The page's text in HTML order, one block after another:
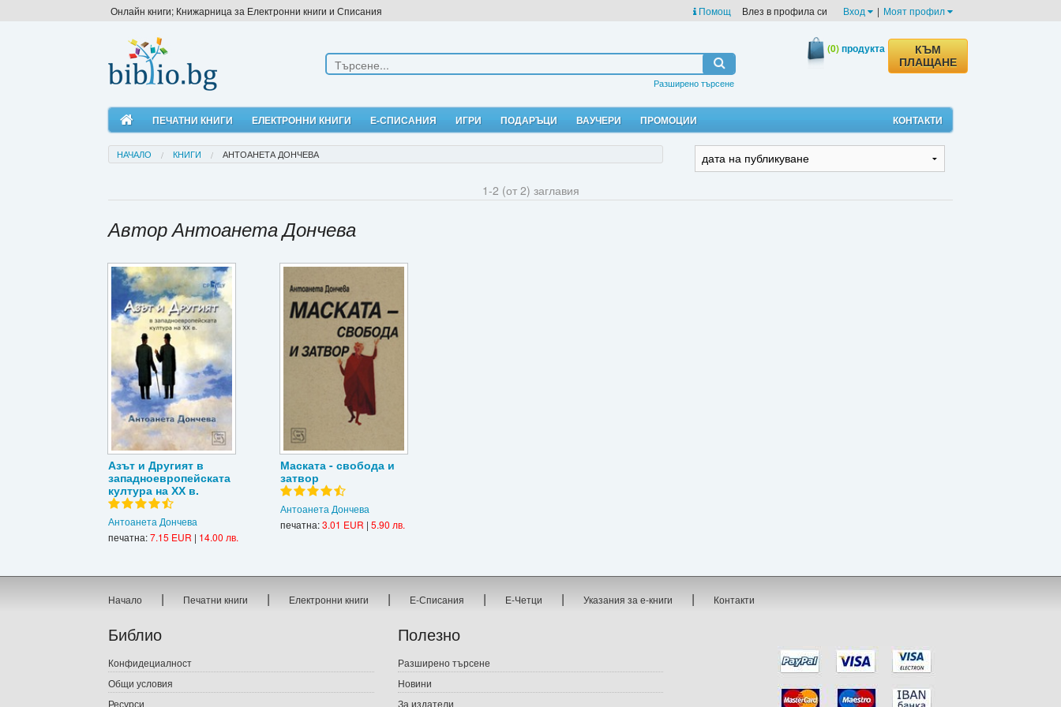
Онлайн книги; Книжарница за Електронни книги и Списания Помощ Влез в профила си Вход | Моят профил
Разширено търсене
(0)продукта
КЪМ
ПЛАЩАНЕ
ПЕЧАТНИ КНИГИ ЕЛЕКТРОННИ КНИГИ Е-СПИСАНИЯ ИГРИ ПОДАРЪЦИ ВАУЧЕРИ ПРОМОЦИИ КОНТАКТИ
НАЧАЛО КНИГИ АНТОАНЕТА ДОНЧЕВА
1-2 (от 2) заглавия
Автор Антоанета Дончева
Азът и Другият в
западноевропейската
култура на ХХ в.
Антоанета Дончева
печатна:7.15 EUR | 14.00 лв.
Маската - свобода и
затвор
Антоанета Дончева
печатна:3.01 EUR | 5.90 лв.
Начало | Печатни книги | Електронни книги | Е-Списания | Е-Четци | Указания за е-книги | Контакти
Библио
Конфидециалност
Общи условия
Ресурси
Полезно
Разширено търсене
Новини
За издатели